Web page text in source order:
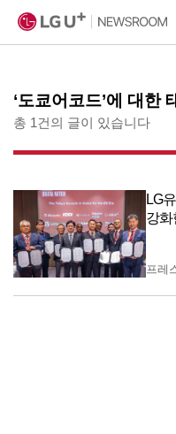
‘도쿄어코드’에 대한
총 1건의 글이 있습니다
LG
강화
프레